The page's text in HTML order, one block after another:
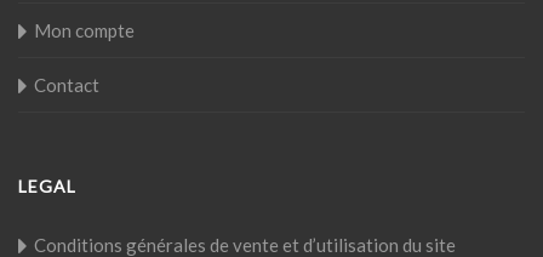
Mon compte
Contact
LEGAL
Conditions générales de vente et d’utilisation du site